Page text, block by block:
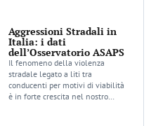
Aggressioni Stradali in
Italia: i dati
dell’Osservatorio ASAPS
Il fenomeno della violenza
stradale legato a liti tra
conducenti per motivi di viabilità
è in forte crescita nel nostro…